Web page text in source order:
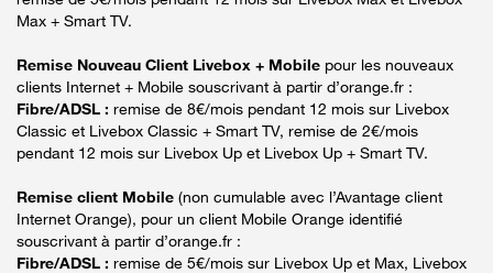
Max + Smart TV.
Remise Nouveau Client Livebox + Mobile pour les nouveaux
clients Internet + Mobile souscrivant à partir d’orange.fr :
Fibre/ADSL : remise de 8€/mois pendant 12 mois sur Livebox
Classic et Livebox Classic + Smart TV, remise de 2€/mois
pendant 12 mois sur Livebox Up et Livebox Up + Smart TV.
Remise client Mobile (non cumulable avec l’Avantage client
Internet Orange), pour un client Mobile Orange identifié
souscrivant à partir d’orange.fr :
Fibre/ADSL : remise de 5€/mois sur Livebox Up et Max, Livebox